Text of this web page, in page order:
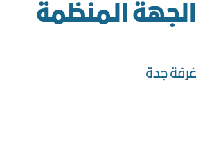
الجهة المنظمة
غرفة جدة